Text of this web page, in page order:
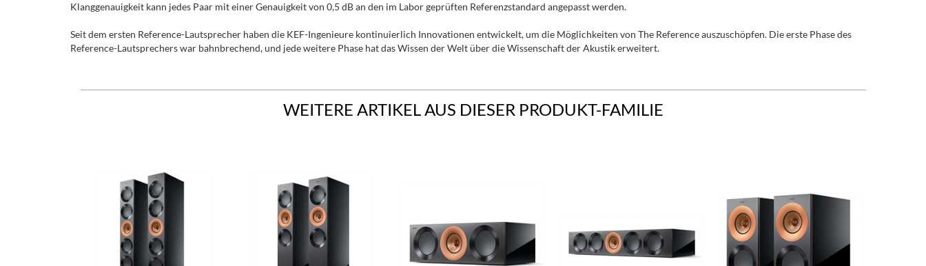
Klanggenauigkeit kann jedes Paar mit einer Genauigkeit von 0,5 dB an den im Labor geprüften Referenzstandard angepasst werden.
Seit dem ersten Reference-Lautsprecher haben die KEF-Ingenieure kontinuierlich Innovationen entwickelt, um die Möglichkeiten von The Reference auszuschöpfen. Die erste Phase des
Reference-Lautsprechers war bahnbrechend, und jede weitere Phase hat das Wissen der Welt über die Wissenschaft der Akustik erweitert.
WEITERE ARTIKEL AUS DIESER PRODUKT-FAMILIE